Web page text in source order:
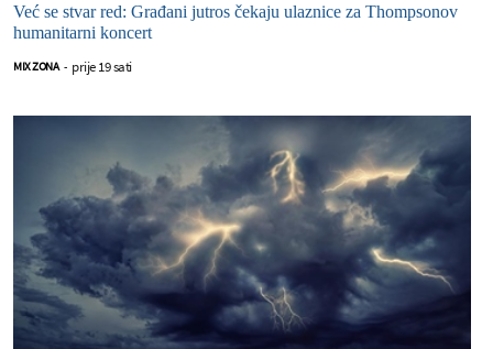
Već se stvar red: Građani jutros čekaju ulaznice za Thompsonov
humanitarni koncert
MIX ZONA - prije 19 sati